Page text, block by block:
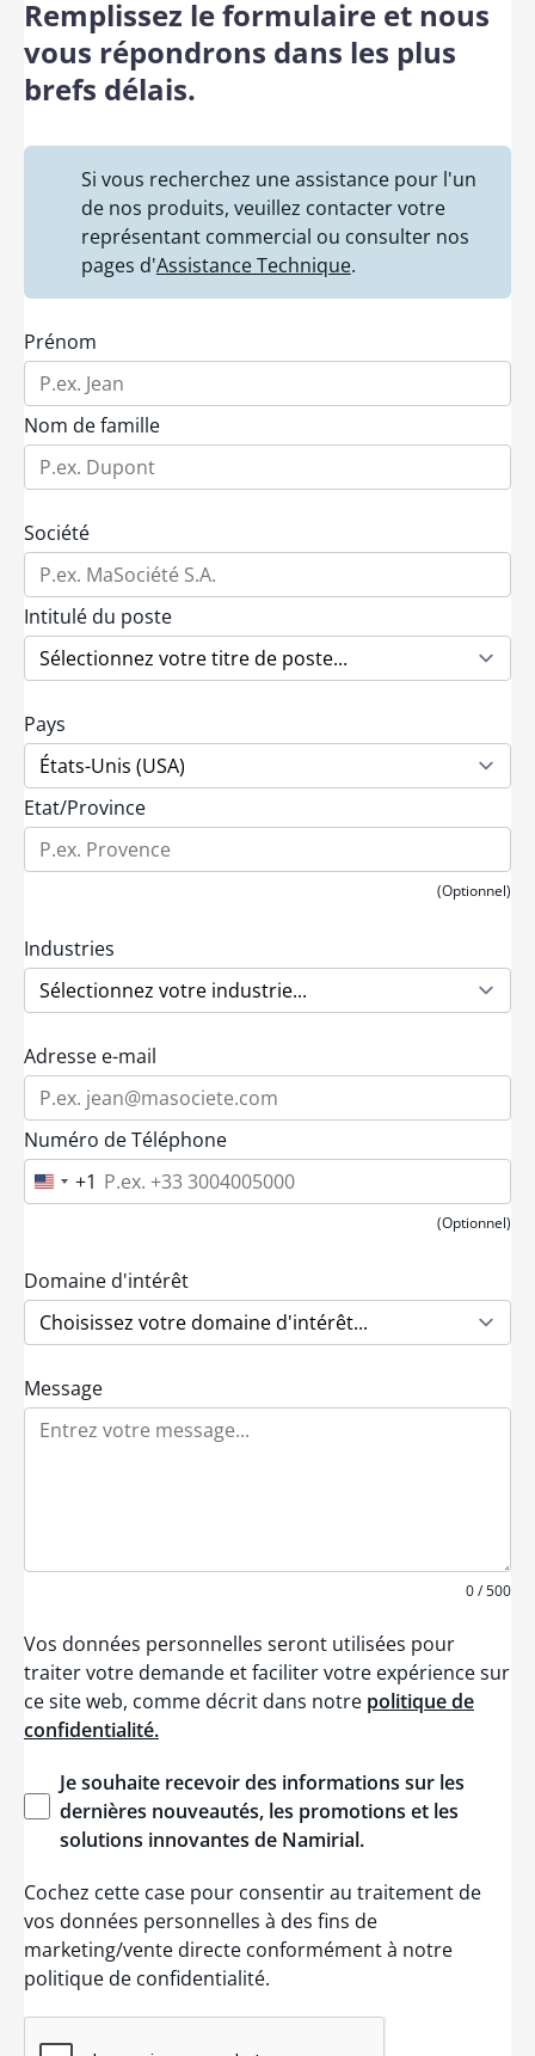
Remplissez le formulaire et nous
vous répondrons dans les plus
brefs délais.
Si vous recherchez une assistance pour l'un
de nos produits, veuillez contacter votre
représentant commercial ou consulter nos
pages d'Assistance Technique.
Prénom
Nom de famille
Société
Intitulé du poste
Pays
Etat/Province
(Optionnel)
Industries
Adresse e-mail
Numéro de Téléphone
U
n
d
S
t
a
s
+
1
+1
(Optionnel)
Domaine d'intérêt
Message
0 / 500
Vos données personnelles seront utilisées pour
traiter votre demande et faciliter votre expérience sur
ce site web, comme décrit dans notre politique de
confidentialité.
Jesouhaite recevoirdes informations sur les
dernières nouveautés, les promotions et les
solutions innovantes de Namirial.
Cochez cette case pour consentir au traitement de
vos données personnelles à des fins de
marketing/vente directe conformément à notre
politique de confidentialité.